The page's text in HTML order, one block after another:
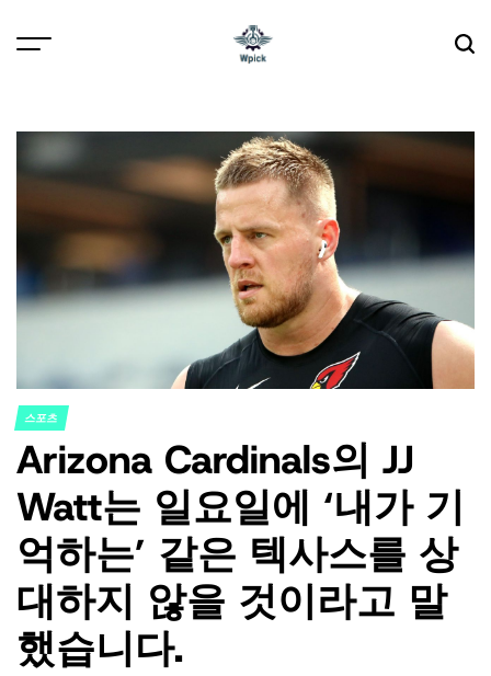
POSTED
IN
스포츠
Arizona Cardinals의 JJ
Watt는 일요일에 ‘내가 기
억하는’ 같은 텍사스를 상
대하지 않을 것이라고 말
했습니다.